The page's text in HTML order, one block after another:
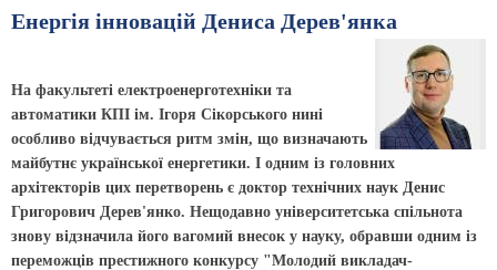
Енергія інновацій Дениса Дерев'янка
На факультеті електроенерготехніки та
автоматики КПІ ім. Ігоря Сікорського нині
особливо відчувається ритм змін, що визначають
майбутнє української енергетики. І одним із головних
архітекторів цих перетворень є доктор технічних наук Денис
Григорович Дерев'янко. Нещодавно університетська спільнота
знову відзначила його вагомий внесок у науку, обравши одним із
переможців престижного конкурсу "Молодий викладач-